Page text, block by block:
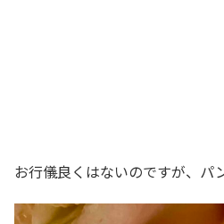
お行儀良くはないのですが、パ